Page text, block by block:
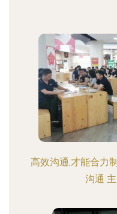
高效沟通,才能合力
沟通